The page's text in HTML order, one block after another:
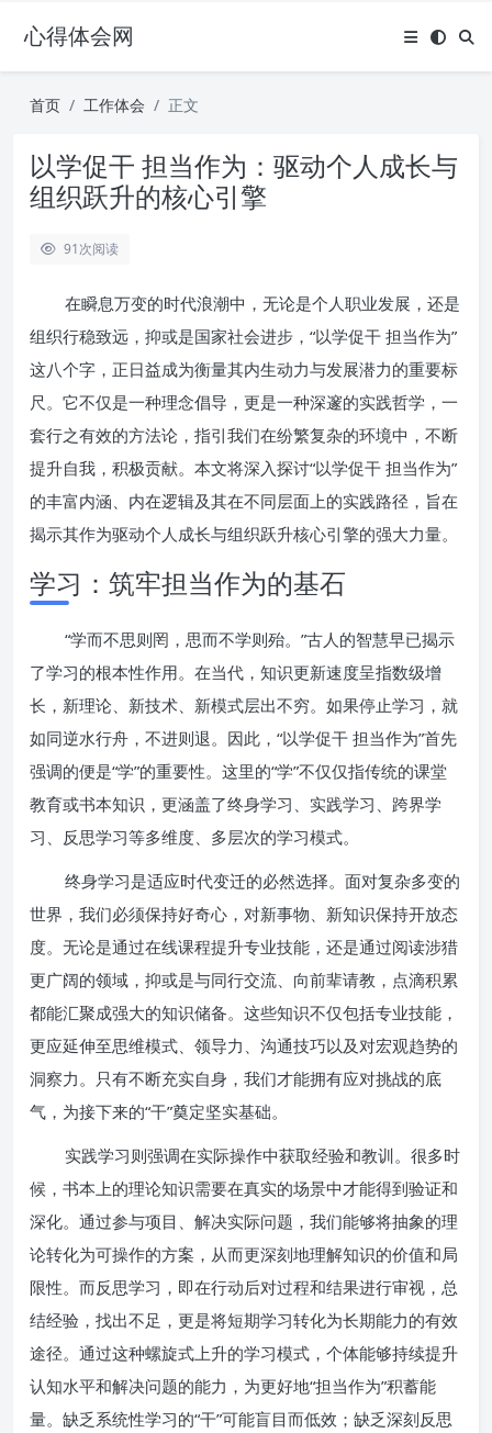
心得体会网
首页 工作体会 正文
以学促干 担当作为：驱动个人成长与
组织跃升的核心引擎
91次阅读
在瞬息万变的时代浪潮中，无论是个人职业发展，还是
组织行稳致远，抑或是国家社会进步，“以学促干 担当作为”
这八个字，正日益成为衡量其内生动力与发展潜力的重要标
尺。它不仅是一种理念倡导，更是一种深邃的实践哲学，一
套行之有效的方法论，指引我们在纷繁复杂的环境中，不断
提升自我，积极贡献。本文将深入探讨“以学促干 担当作为”
的丰富内涵、内在逻辑及其在不同层面上的实践路径，旨在
揭示其作为驱动个人成长与组织跃升核心引擎的强大力量。
学习：筑牢担当作为的基石
“学而不思则罔，思而不学则殆。”古人的智慧早已揭示
了学习的根本性作用。在当代，知识更新速度呈指数级增
长，新理论、新技术、新模式层出不穷。如果停止学习，就
如同逆水行舟，不进则退。因此，“以学促干 担当作为”首先
强调的便是“学”的重要性。这里的“学”不仅仅指传统的课堂
教育或书本知识，更涵盖了终身学习、实践学习、跨界学
习、反思学习等多维度、多层次的学习模式。
终身学习是适应时代变迁的必然选择。面对复杂多变的
世界，我们必须保持好奇心，对新事物、新知识保持开放态
度。无论是通过在线课程提升专业技能，还是通过阅读涉猎
更广阔的领域，抑或是与同行交流、向前辈请教，点滴积累
都能汇聚成强大的知识储备。这些知识不仅包括专业技能，
更应延伸至思维模式、领导力、沟通技巧以及对宏观趋势的
洞察力。只有不断充实自身，我们才能拥有应对挑战的底
气，为接下来的“干”奠定坚实基础。
实践学习则强调在实际操作中获取经验和教训。很多时
候，书本上的理论知识需要在真实的场景中才能得到验证和
深化。通过参与项目、解决实际问题，我们能够将抽象的理
论转化为可操作的方案，从而更深刻地理解知识的价值和局
限性。而反思学习，即在行动后对过程和结果进行审视，总
结经验，找出不足，更是将短期学习转化为长期能力的有效
途径。通过这种螺旋式上升的学习模式，个体能够持续提升
认知水平和解决问题的能力，为更好地“担当作为”积蓄能
量。缺乏系统性学习的“干”可能盲目而低效；缺乏深刻反思